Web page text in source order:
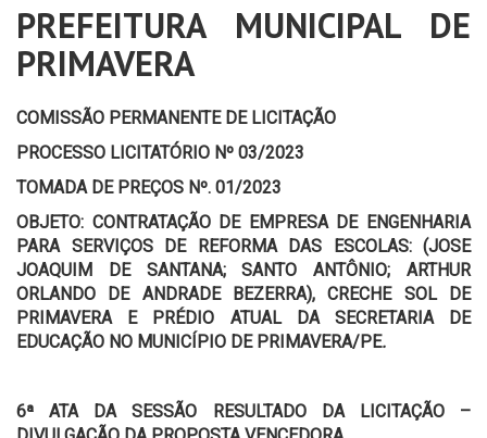
PREFEITURA MUNICIPAL DE
PRIMAVERA
COMISSÃO PERMANENTE DE LICITAÇÃO
PROCESSO LICITATÓRIO Nº 03/2023
TOMADA DE PREÇOS Nº. 01/2023
OBJETO: CONTRATAÇÃO DE EMPRESA DE ENGENHARIA
PARA SERVIÇOS DE REFORMA DAS ESCOLAS: (JOSE
JOAQUIM DE SANTANA; SANTO ANTÔNIO; ARTHUR
ORLANDO DE ANDRADE BEZERRA), CRECHE SOL DE
PRIMAVERA E PRÉDIO ATUAL DA SECRETARIA DE
EDUCAÇÃO NO MUNICÍPIO DE PRIMAVERA/PE.
6ªATA DA SESSÃO RESULTADO DA LICITAÇÃO –